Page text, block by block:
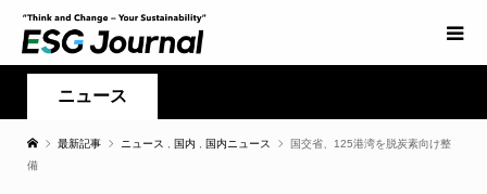
ニュース
最新記事 ニュース 国内 国内ニュース
国交省、125港湾を脱炭素向け整
備